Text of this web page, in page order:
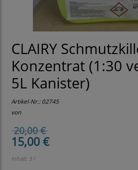
CLAIRY
Konzentrat (1:30
5L Kanister)
Artikel-Nr.:02745
von
20,00 €
15,00 €
Inhalt: 5 l